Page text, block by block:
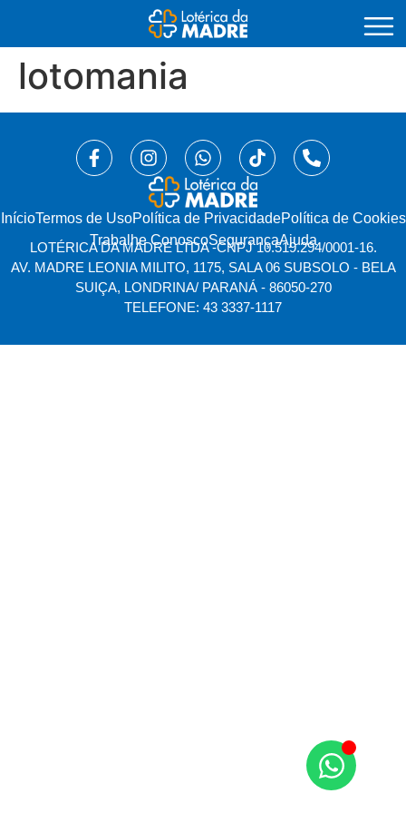
lotomania
Início⁠Termos de UsoPolítica de PrivacidadePolítica de Cookies
Trabalhe ConoscoSegurançaAjuda
LOTÉRICA DA MADRE LTDA -CNPJ 10.519.294/0001-16.
AV. MADRE LEONIA MILITO, 1175, SALA 06 SUBSOLO - BELA
SUIÇA, LONDRINA/ PARANÁ - 86050-270
TELEFONE: 43 3337-1117